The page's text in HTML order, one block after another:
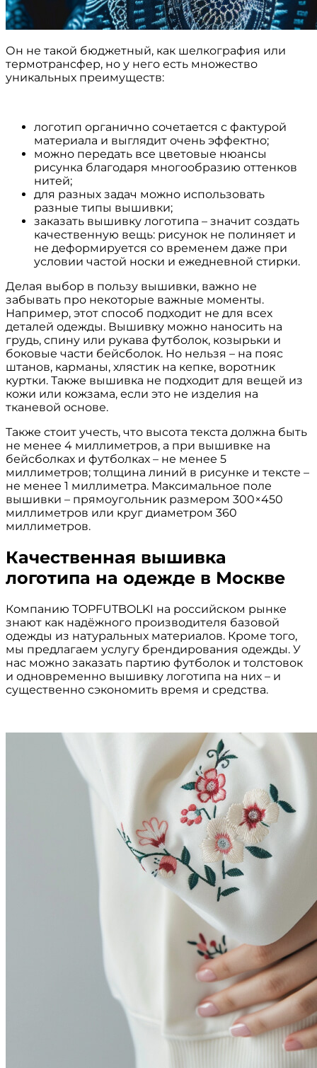
Он не такой бюджетный, как шелкография или
термотрансфер, но у него есть множество
уникальных преимуществ:
логотип органично сочетается с фактурой
материала и выглядит очень эффектно;
можно передать все цветовые нюансы
рисунка благодаря многообразию оттенков
нитей;
для разных задач можно использовать
разные типы вышивки;
заказать вышивку логотипа – значит создать
качественную вещь: рисунок не полиняет и
не деформируется со временем даже при
условии частой носки и ежедневной стирки.
Делая выбор в пользу вышивки, важно не
забывать про некоторые важные моменты.
Например, этот способ подходит не для всех
деталей одежды. Вышивку можно наносить на
грудь, спину или рукава футболок, козырьки и
боковые части бейсболок. Но нельзя – на пояс
штанов, карманы, хлястик на кепке, воротник
куртки. Также вышивка не подходит для вещей из
кожи или кожзама, если это не изделия на
тканевой основе.
Также стоит учесть, что высота текста должна быть
не менее 4 миллиметров, а при вышивке на
бейсболках и футболках – не менее 5
миллиметров; толщина линий в рисунке и тексте –
не менее 1 миллиметра. Максимальное поле
вышивки – прямоугольник размером 300×450
миллиметров или круг диаметром 360
миллиметров.
Качественная вышивка
логотипа на одежде в Москве
Компанию TOPFUTBOLKI на российском рынке
знают как надёжного производителя базовой
одежды из натуральных материалов. Кроме того,
мы предлагаем услугу брендирования одежды. У
нас можно заказать партию футболок и толстовок
и одновременно вышивку логотипа на них – и
существенно сэкономить время и средства.